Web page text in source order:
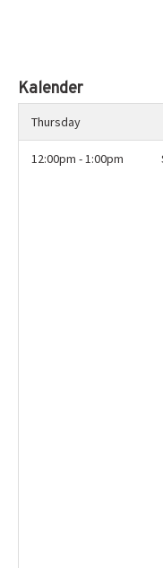
Kalender
Thursday
12:00pm - 1:00pm